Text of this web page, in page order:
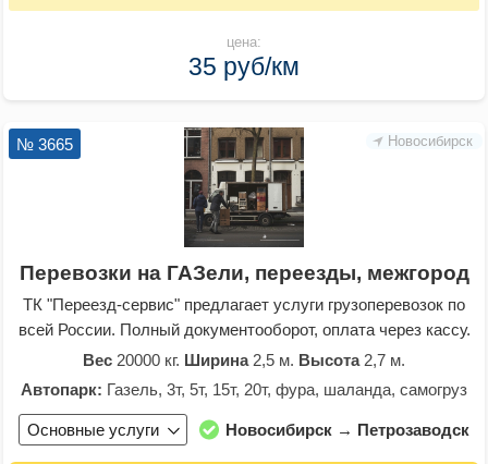
цена:
35 руб/км
Новосибирск
№ 3665
Перевозки на ГАЗели, переезды, межгород
ТК "Переезд-сервис" предлагает услуги грузоперевозок по
всей России. Полный документооборот, оплата через кассу.
Вес 20000 кг. Ширина2,5 м. Высота2,7 м.
Автопарк: Газель, 3т, 5т, 15т, 20т, фура, шаланда, самогруз
Основные услуги Новосибирск → Петрозаводск